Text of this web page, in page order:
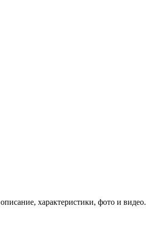
характеристики, фото и видео.